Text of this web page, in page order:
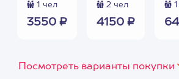
1 чел
3550 ₽
2 чел
4150 ₽
Посмотреть варианты покупки